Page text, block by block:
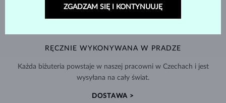
RĘCZNIE WYKONYWANA W PRADZE
Każda biżuteria powstaje w naszej pracowni w Czechach i jest
wysyłana na cały świat.
DOSTAWA >
ZGADZAM SIĘ I KONTYNUUJĘ